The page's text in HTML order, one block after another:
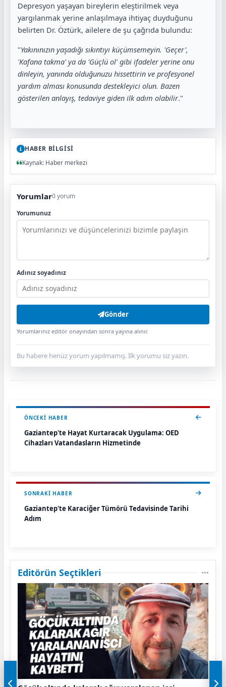
Depresyon yaşayan bireylerin eleştirilmek veya
yargılanmak yerine anlaşılmaya ihtiyaç duyduğunu
belirten Dr. Öztürk, ailelere de şu çağrıda bulundu:
"Yakınınızın yaşadığı sıkıntıyı küçümsemeyin. 'Geçer',
'Kafana takma' ya da 'Güçlü ol' gibi ifadeler yerine onu
dinleyin, yanında olduğunuzu hissettirin ve profesyonel
yardım alması konusunda destekleyici olun. Bazen
gösterilen anlayış, tedaviye giden ilk adım olabilir."
HABER BİLGİSİ
Kaynak: Haber merkezi
Yorumlar0 yorum
Yorumunuz
Adınız soyadınız
Gönder
Yorumlarınız editör onayından sonra yayına alınır.
Bu habere henüz yorum yapılmamış. İlk yorumu siz yazın.
ÖNCEKI HABER
Gaziantep'te Hayat Kurtaracak Uygulama: OED
Cihazları Vatandaşların Hizmetinde
SONRAKI HABER
Gaziantep'te Karaciğer Tümörü Tedavisinde Tarihi
Adım
Editörün Seçtikleri